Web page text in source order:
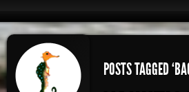
POSTS TAGGED